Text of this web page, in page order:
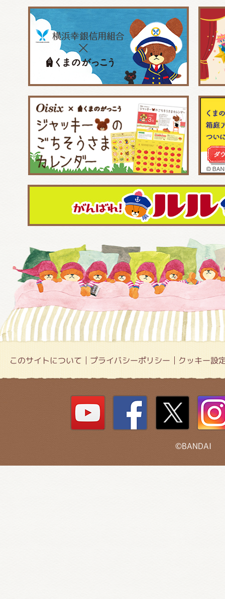
このサイトについて プライバシーポリシー クッキー設
©BANDAI